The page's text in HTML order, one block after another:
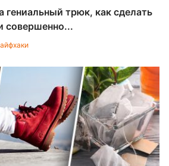
трюк, как сделать
совершенно...